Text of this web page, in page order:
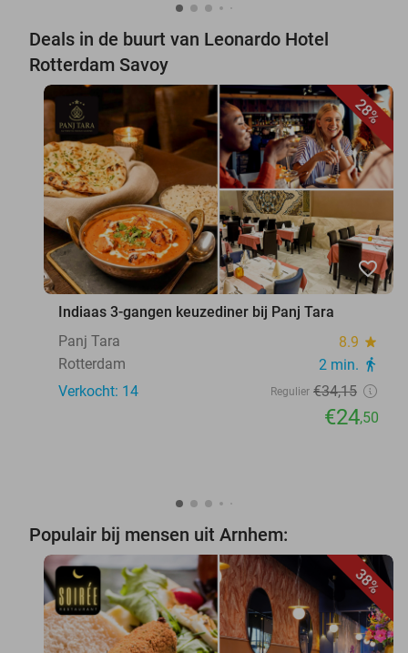
Deals in de buurt van Leonardo Hotel
Rotterdam Savoy
28%
favorite_border
Indiaas 3-gangen keuzediner bij Panj Tara
Panj Tara
8.9 star
Rotterdam 2 min. directions_walk
Verkocht: 14 Regulier €34,15
€24,50
Populair bij mensen uit Arnhem:
38%